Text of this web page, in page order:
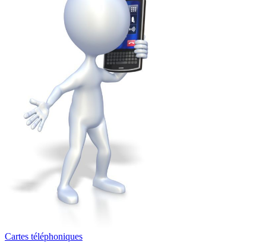
Cartes téléphoniques